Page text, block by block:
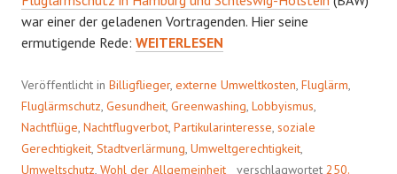
war einer der geladenen Vortragenden. Hier seine
ermutigende Rede: RUHE,
WEITERLESEN
Veröffentlicht in Billigflieger, externe Umweltkosten, Fluglärm,
Fluglärmschutz, Gesundheit, Greenwashing, Lobbyismus,
Nachtflüge, Nachtflugverbot, Partikularinteresse, soziale
Gerechtigkeit, Stadtverlärmung, Umweltgerechtigkeit,
Umweltschutz, Wohl der Allgemeinheit verschlagwortet 250.